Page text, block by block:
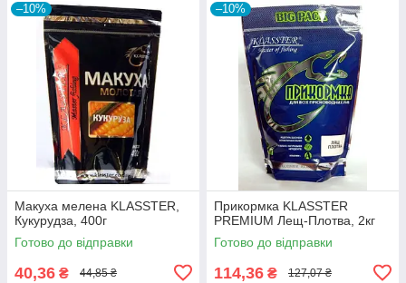
–10%
Макуха мелена KLASSTER,
Кукурудза, 400г
Готово до відправки
40,36 ₴ 44,85 ₴
–10%
Прикормка KLASSTER
PREMIUM Лещ-Плотва, 2кг
Готово до відправки
114,36 ₴ 127,07 ₴